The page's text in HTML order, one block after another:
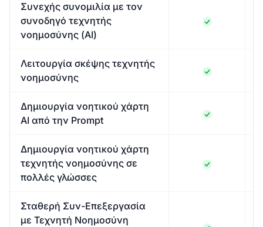
Συνεχής συνομιλία με τον
συνοδηγό τεχνητής
νοημοσύνης (AI)
Λειτουργία σκέψης τεχνητής
νοημοσύνης
Δημιουργία νοητικού χάρτη
AI από την Prompt
Δημιουργία νοητικού χάρτη
τεχνητής νοημοσύνης σε
πολλές γλώσσες
Σταθερή Συν-Επεξεργασία
με Τεχνητή Νοημοσύνη